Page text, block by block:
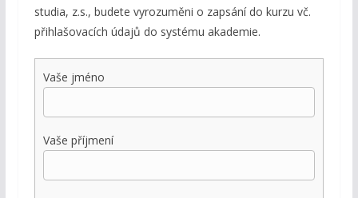
studia, z.s., budete vyrozuměni o zapsání do kurzu vč.
přihlašovacích údajů do systému akademie.
Vaše jméno
Vaše příjmení